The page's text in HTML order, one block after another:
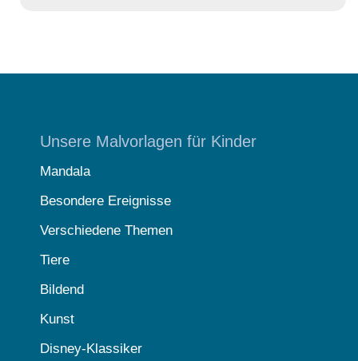
Unsere Malvorlagen für Kinder
Mandala
Besondere Ereignisse
Verschiedene Themen
Tiere
Bildend
Kunst
Disney-Klassiker